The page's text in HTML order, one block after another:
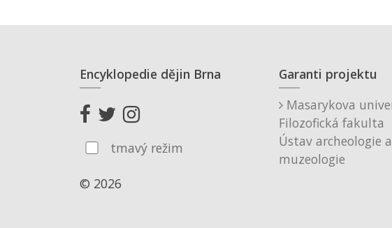
Encyklopedie dějin Brna
tmavý režim
© 2026
Garanti projektu
Masarykova
Filozofická fakulta
Ústav archeologie a
muzeologie